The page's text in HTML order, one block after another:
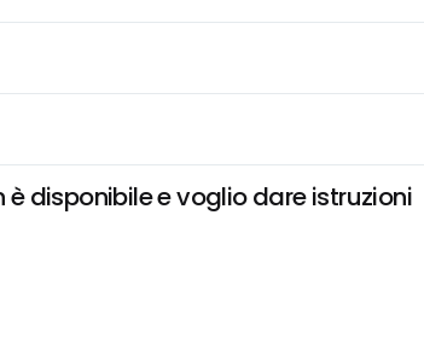
disponibile e voglio dare istruzioni